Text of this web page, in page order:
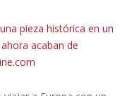
pieza histórica en un
acaban de